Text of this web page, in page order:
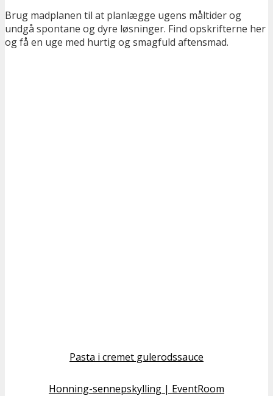
Brug madplanen til at planlægge ugens måltider og
undgå spontane og dyre løsninger. Find opskrifterne her
og få en uge med hurtig og smagfuld aftensmad.
Pasta i cremet gulerodssauce
Honning-sennepskylling | EventRoom